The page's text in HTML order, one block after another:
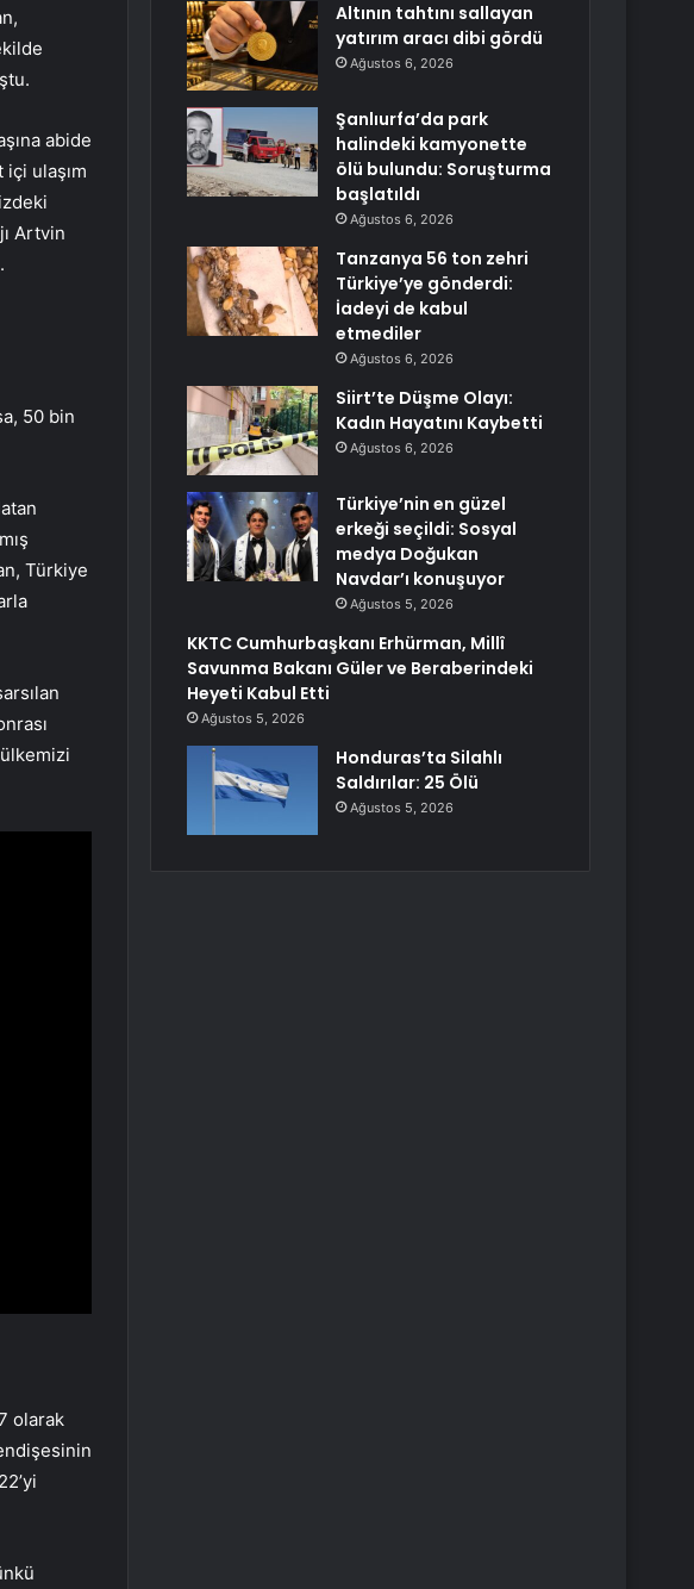
abide
ulaşım
Artvin
50 bin
Türkiye
olarak
Altının tahtını sallayan
yatırım aracı dibi gördü
Ağustos 6, 2026
Şanlıurfa’da park
halindeki kamyonette
ölü bulundu: Soruşturma
başlatıldı
Ağustos 6, 2026
Tanzanya 56 ton zehri
Türkiye’ye gönderdi:
İadeyi de kabul
etmediler
Ağustos 6, 2026
Siirt’te Düşme Olayı:
Kadın Hayatını Kaybetti
Ağustos 6, 2026
Türkiye’nin en güzel
erkeği seçildi: Sosyal
medya Doğukan
Navdar’ı konuşuyor
Ağustos 5, 2026
KKTC Cumhurbaşkanı Erhürman, Millî
Savunma Bakanı Güler ve Beraberindeki
Heyeti Kabul Etti
Ağustos 5, 2026
Honduras’ta Silahlı
Saldırılar: 25 Ölü
Ağustos 5, 2026